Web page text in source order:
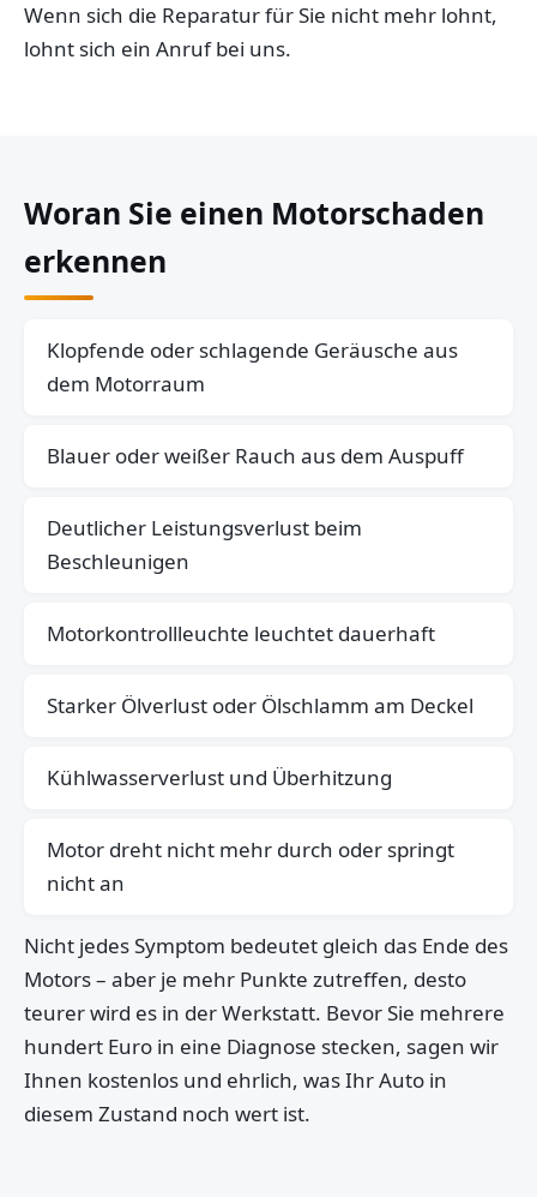
Wenn sich die Reparatur für Sie nicht mehr lohnt,
lohnt sich ein Anruf bei uns.
Woran Sie einen Motorschaden
erkennen
Klopfende oder schlagende Geräusche aus
dem Motorraum
Blauer oder weißer Rauch aus dem Auspuff
Deutlicher Leistungsverlust beim
Beschleunigen
Motorkontrollleuchte leuchtet dauerhaft
Starker Ölverlust oder Ölschlamm am Deckel
Kühlwasserverlust und Überhitzung
Motor dreht nicht mehr durch oder springt
nicht an
Nicht jedes Symptom bedeutet gleich das Ende des
Motors – aber je mehr Punkte zutreffen, desto
teurer wird es in der Werkstatt. Bevor Sie mehrere
hundert Euro in eine Diagnose stecken, sagen wir
Ihnen kostenlos und ehrlich, was Ihr Auto in
diesem Zustand noch wert ist.